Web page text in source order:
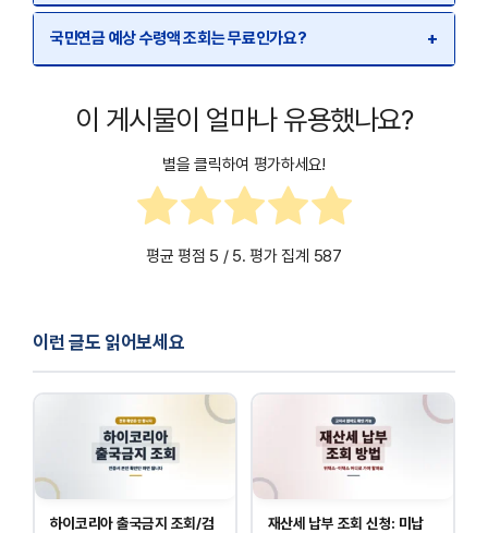
국민연금 예상 수령액 조회는 무료인가요? +
이 게시물이 얼마나 유용했나요?
별을 클릭하여 평가하세요!
평균 평점 5 / 5. 평가 집계 587
이런 글도 읽어보세요
하이코리아 출국금지 조회/검
재산세 납부 조회 신청: 미납